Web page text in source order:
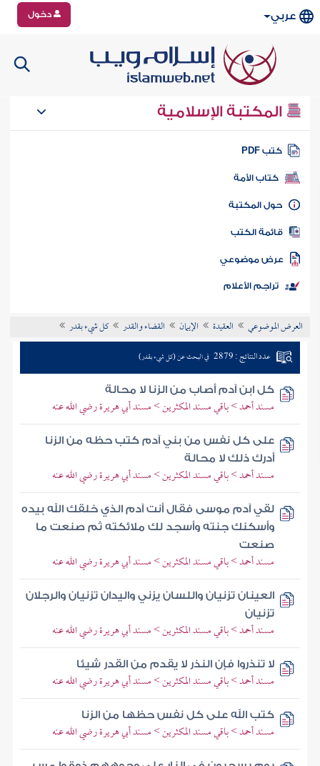
عربي دخول
المكتبة الإسلامية
كتب PDF
كتاب الأمة
المكتبة
الكتب
موضوعي
تراجم الأعلام
العرض الموضوعي العقيدة الإيمان القضاء والقدر كل شيء بقدر
عدد النتائج : 2879 في البحث عن (كل شيء بقدر)
كل ابن آدم أصاب من الزنا لا محالة
مسند أحمد > باقي مسند المكثرين > مسند أبي هريرة رضي الله عنه
على كل نفس من بني آدم كتب حظه من الزنا
أدرك ذلك لا محالة
مسند أحمد > باقي مسند المكثرين > مسند أبي هريرة رضي الله عنه
لقي آدم موسى فقال أنت آدم الذي خلقك الله بيده
وأسكنك جنته وأسجد لك ملائكته ثم صنعت ما
صنعت
مسند أحمد > باقي مسند المكثرين > مسند أبي هريرة رضي الله عنه
العينان تزنيان واللسان يزني واليدان تزنيان والرجلان
تزنيان
مسند أحمد > باقي مسند المكثرين > مسند أبي هريرة رضي الله عنه
لا تنذروا فإن النذر لا يقدم من القدر شيئا
مسند أحمد > باقي مسند المكثرين > مسند أبي هريرة رضي الله عنه
كتب الله على كل نفس حظها من الزنا
مسند أحمد > باقي مسند المكثرين > مسند أبي هريرة رضي الله عنه